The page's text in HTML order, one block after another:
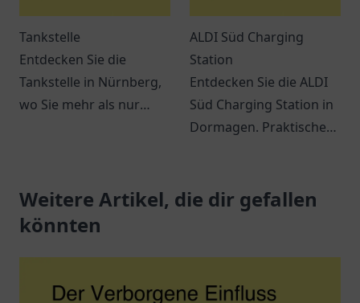
Tankstelle
Entdecken Sie die
Tankstelle in Nürnberg,
wo Sie mehr als nur
erwarten Sie.
ALDI Süd Charging
Station
Entdecken Sie die ALDI
Süd Charging Station in
Dormagen. Praktische
ein modernes
Einkaufserlebnis
Weitere Artikel, die dir gefallen
könnten